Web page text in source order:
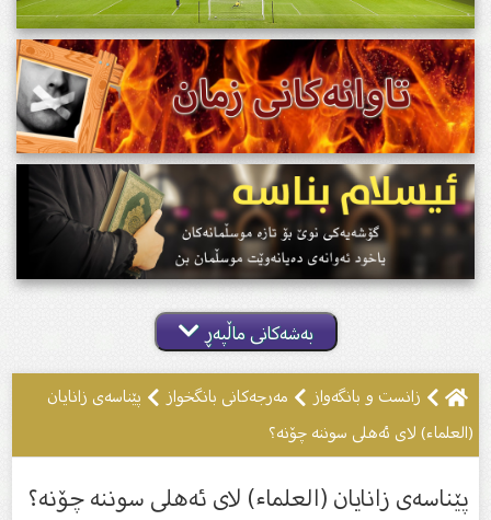
بەشەکانی ماڵپەڕ
زانست و بانگەواز مەرجەکانى بانگخواز
پێناسەی زانایان
(العلماء) لای ئەهلی سوننە چۆنە؟
پێناسەی زانایان (العلماء) لای ئەهلی سوننە چۆنە؟